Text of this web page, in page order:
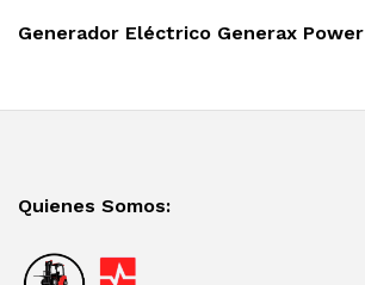
Post
Generador Eléctrico Generax Power
Quienes Somos: